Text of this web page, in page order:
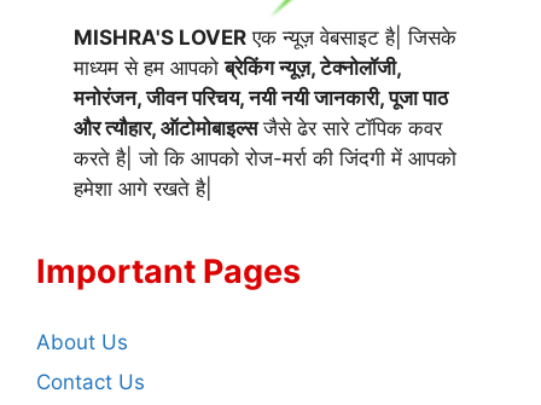
MISHRA'S LOVER एक न्यूज़ वेबसाइट है| जिसके
माध्यम से हम आपकोब्रेकिंग न्यूज़, टेक्नोलॉजी,
मनोरंजन, जीवन परिचय, नयी नयी जानकारी, पूजा पाठ
और त्यौहार, ऑटोमोबाइल्सजैसे ढेर सारे टॉपिक कवर
करते है| जो कि आपको रोज-मर्रा की जिंदगी में आपको
हमेशा आगे रखते है|
Important Pages
About Us
Contact Us